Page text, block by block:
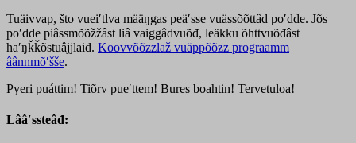
Tuäivvap, što vueiʹtlva määŋgas peäʹsse vuässõõttâd poʹdde. Jõs
poʹdde piâssmõõžžâst liâ vaiggâdvuõđ, leäkku õhttvuõđâst
haʹŋǩǩõstuâjjlaid. Koovvõõzzlaž vuäppõõzz prograamm
âânnmõʹšše.
Pyeri puáttim! Tiõrv pueʹttem! Bures boahtin! Tervetuloa!
Lââʹssteâđ: